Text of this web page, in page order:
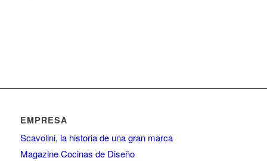
EMPRESA
Scavolini, la historia de una gran marca
Magazine Cocinas de Diseño